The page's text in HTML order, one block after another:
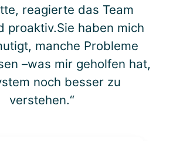
reagierte das Team
proaktiv.Sie haben mich
manche Probleme
–was mir geholfen hat,
noch besser zu
verstehen.“